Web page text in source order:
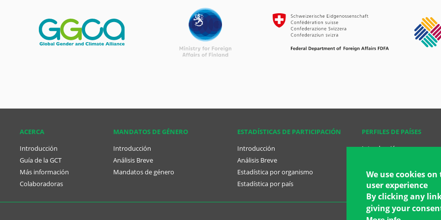
ACERCA
Introducción
Guía de la GCT
Más información
Colaboradoras
MANDATOS DE GÉNERO
Introducción
Análisis Breve
Mandatos de género
ESTADÍSTICAS DE PARTICIPACIÓN
Introducción
Análisis Breve
Estadística por organismo
Estadística por país
PERFILES DE PAÍSES
Introducción
Perfil de países
Planes Nacionales
We use cookies
user experience
By clicking any
giving your